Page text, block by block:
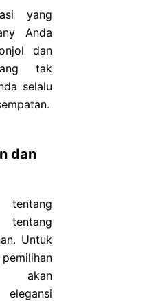
yang
Anda
dan
tak
selalu
dan
tentang
Untuk
akan